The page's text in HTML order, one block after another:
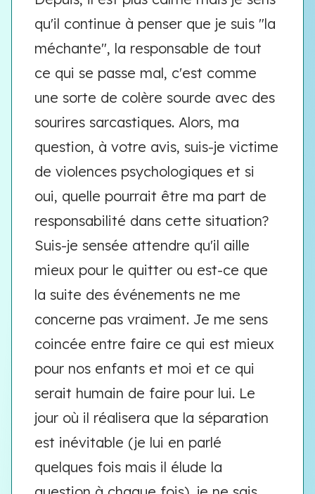
qu'il continue à penser que je suis "la
méchante", la responsable de tout
ce qui se passe mal, c'est comme
une sorte de colère sourde avec des
sourires sarcastiques. Alors, ma
question, à votre avis, suis-je victime
de violences psychologiques et si
oui, quelle pourrait être ma part de
responsabilité dans cette situation?
Suis-je sensée attendre qu'il aille
mieux pour le quitter ou est-ce que
la suite des événements ne me
concerne pas vraiment. Je me sens
coincée entre faire ce qui est mieux
pour nos enfants et moi et ce qui
serait humain de faire pour lui. Le
jour où il réalisera que la séparation
est inévitable (je lui en parlé
quelques fois mais il élude la